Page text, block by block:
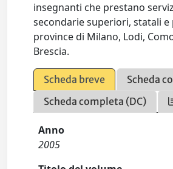
insegnanti che prestano
secondarie superiori, statali
province di Milano, Lodi,
Brescia.
Scheda breve
Scheda
Scheda completa (DC)
Anno
2005